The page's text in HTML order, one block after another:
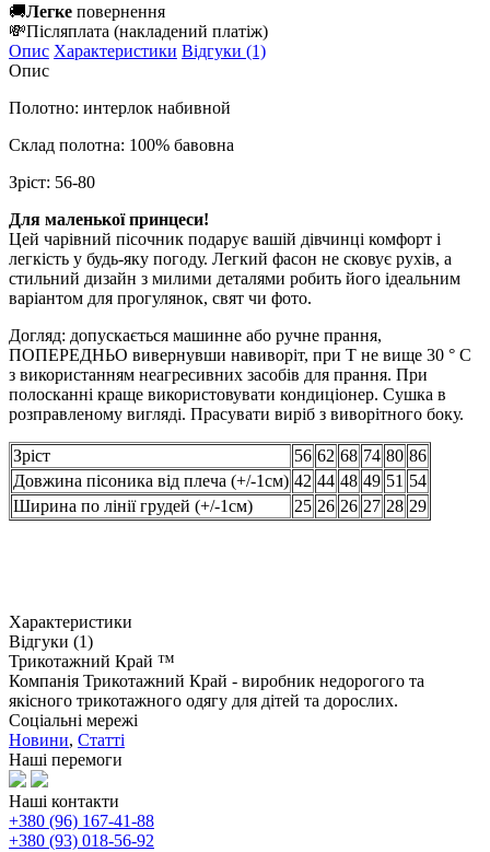
🚚Легке повернення
💸Післяплата (накладений платіж)
Опис Характеристики Відгуки (1)
Опис
Полотно: интерлок набивной
Склад полотна: 100% бавовна
Зріст: 56-80
Для маленької принцеси!
Цей чарівний пісочник подарує вашій дівчинці комфорт і
легкість у будь-яку погоду. Легкий фасон не сковує рухів, а
стильний дизайн з милими деталями робить його ідеальним
варіантом для прогулянок, свят чи фото.
Догляд: допускається машинне або ручне прання,
ПОПЕРЕДНЬО вивернувши навиворіт, при Т не вище 30 ° С
з використанням неагресивних засобів для прання. При
полосканні краще використовувати кондиціонер. Сушка в
розправленому вигляді. Прасувати виріб з виворітного боку.
Зріст 56 62 68 74 80 86
Довжина пісоника від плеча (+/-1см) 42 44 48 49 51 54
Ширина по лінії грудей (+/-1см)
25 26 26 27 28 29
Характеристики
Відгуки (1)
Трикотажний Край ™
Компанія Трикотажний Край - виробник недорогого та
якісного трикотажного одягу для дітей та дорослих.
Соціальні мережі
Новини, Статті
Наші перемоги
Наші контакти
+380 (96) 167-41-88
+380 (93) 018-56-92